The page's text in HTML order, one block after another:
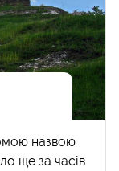
назвою
ще за часів